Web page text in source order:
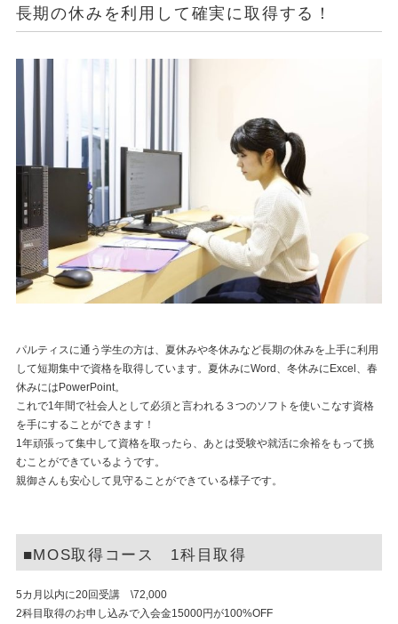
長期の休みを利用して確実に取得する！
パルティスに通う学生の方は、夏休みや冬休みなど長期の休みを上手に利用
して短期集中で資格を取得しています。夏休みにWord、冬休みにExcel、春
休みにはPowerPoint。
これで1年間で社会人として必須と言われる３つのソフトを使いこなす資格
を手にすることができます！
1年頑張って集中して資格を取ったら、あとは受験や就活に余裕をもって挑
むことができているようです。
親御さんも安心して見守ることができている様子です。
■MOS取得コース 1科目取得
5カ月以内に20回受講 \72,000
2科目取得のお申し込みで入会金15000円が100%OFF